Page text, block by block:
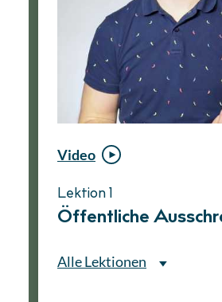
Video
Lektion 1
Öffentliche
Alle Lektionen